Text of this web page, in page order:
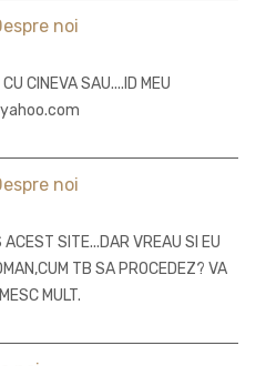
noi
CINEVA SAU....ID MEU
noi
ACEST SITE...DAR VREAU SI EU
TB SA PROCEDEZ? VA
MULT.